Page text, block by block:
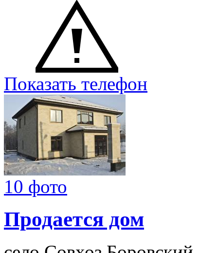
Показать телефон
10 фото
Продается дом